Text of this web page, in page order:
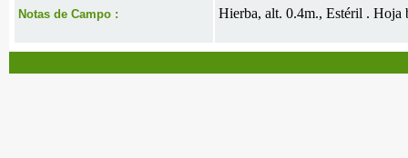
Notas de Campo : Hierba, alt. 0.4m., Estéril . Hoja